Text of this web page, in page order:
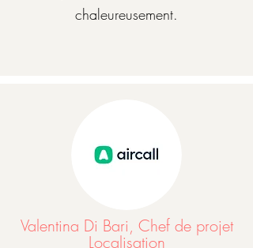
chaleureusement.
Valentina Di Bari, Chef de projet
Localisation